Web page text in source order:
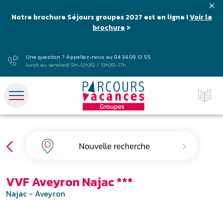
Notre brochure Séjours groupes 2027 est en ligne !Voir la
brochure >
Une question ? Appellez-nous au 04 34 09 12 55
lundi au vendredi 9h-12h30 / 13h30-17h
VVF Aveyron Najac ***
Najac - Aveyron